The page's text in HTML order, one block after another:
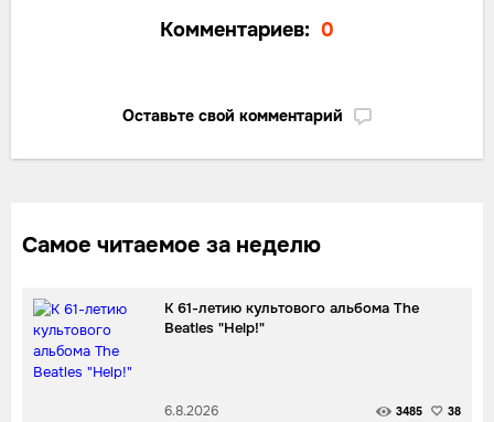
Комментариев: 0
Оставьте свой комментарий
Самое читаемое за неделю
К 61-летию культового альбома The
Beatles "Help!"
6.8.2026 3485 38